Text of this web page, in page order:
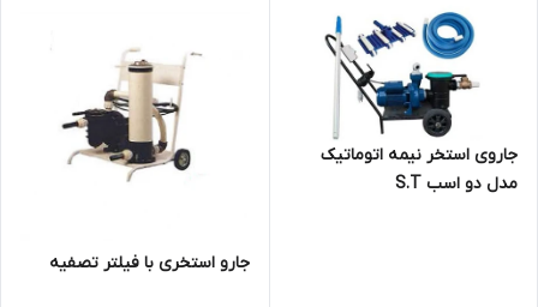
جاروی استخر نیمه اتوماتیک
مدل دو اسب S.T
جارو استخری با فیلتر تصفیه